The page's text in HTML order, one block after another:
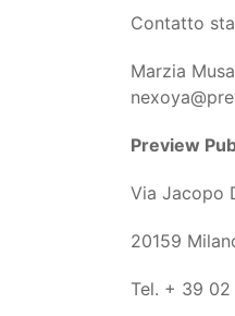
Contatto
Marzia
Preview
Via Jacopo
20159
Tel. + 39